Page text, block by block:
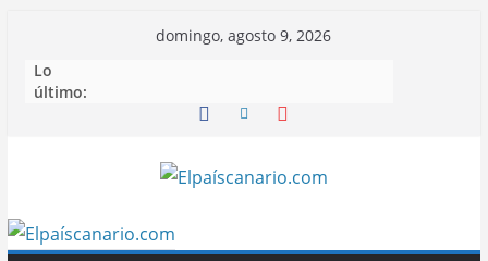
contenido
domingo, agosto 9, 2026
Lo
último: